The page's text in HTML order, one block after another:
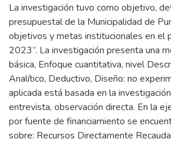
La investigación tuvo como objetivo,
presupuestal de la Municipalidad de
objetivos y metas institucionales en el
2023”. La investigación presenta una
básica, Enfoque cuantitativa, nivel
Analítico, Deductivo, Diseño: no
aplicada está basada en la
entrevista, observación directa. En la
por fuente de financiamiento se
sobre: Recursos Directamente